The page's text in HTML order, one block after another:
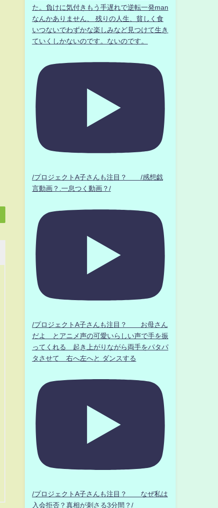
た。負けに気付きもう手遅れで逆転一発man
なんかありません、 残りの人生、貧しく食
いつないでわずかな楽しみなど見つけて生き
ていくしかないのです。ないのです。
/プロジェクトA子さんも注目？ /感想戯
言動画？.一息つく動画？/
/プロジェクトA子さんも注目？ お母さん
だよ とアニメ声の可愛いらしい声で手を振
ってくれる 起き上がりながら両手をパタパ
タさせて 右へ左へと ダンスする
/プロジェクトA子さんも注目？ なぜ私は
入会拒否？真相が刺さる3分間？/